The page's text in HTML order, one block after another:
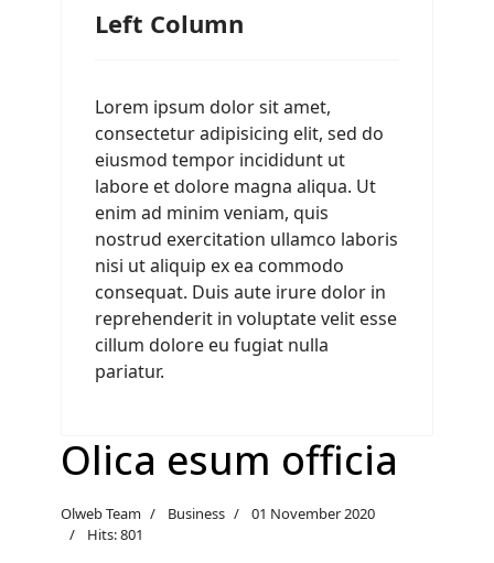
Left Column
Lorem ipsum dolor sit amet,
consectetur adipisicing elit, sed do
eiusmod tempor incididunt ut
labore et dolore magna aliqua. Ut
enim ad minim veniam, quis
nostrud exercitation ullamco laboris
nisi ut aliquip ex ea commodo
consequat. Duis aute irure dolor in
reprehenderit in voluptate velit esse
cillum dolore eu fugiat nulla
pariatur.
Olica esum officia
Olweb Team Business
01 November 2020
Hits: 801